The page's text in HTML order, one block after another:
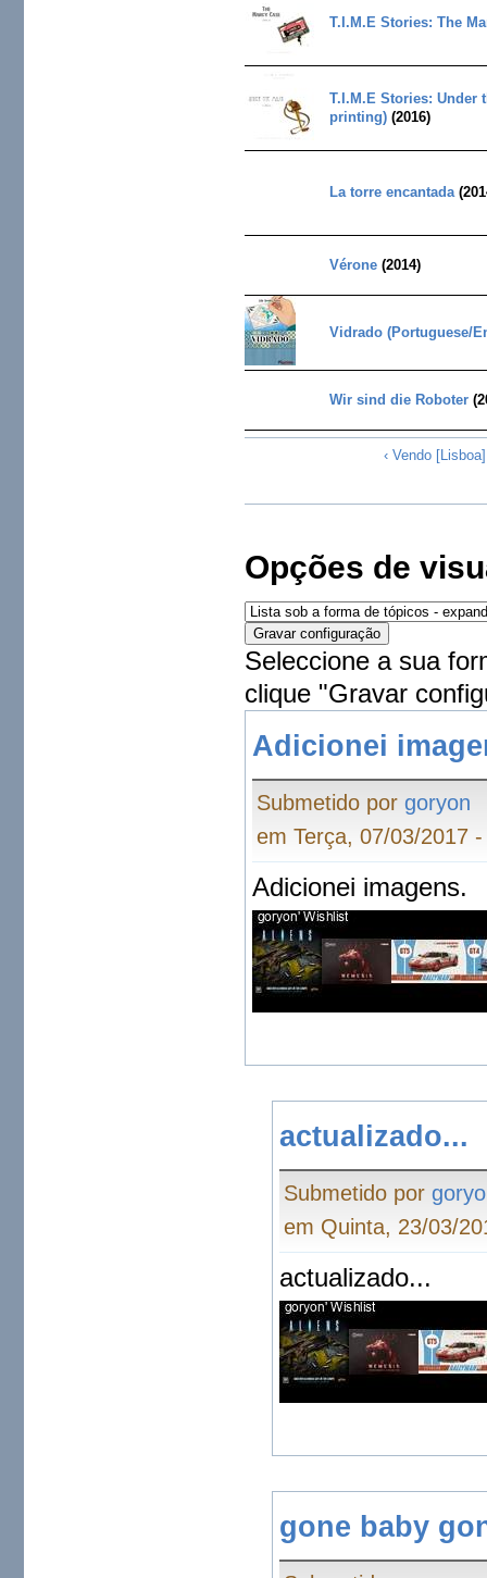
T.I.M.E Stories: The
T.I.M.E Stories: Under
printing) (2016)
La torre encantada
Vérone (2014)
Vidrado (Portuguese/
Wir sind die Roboter
‹ Vendo
Opções de
Seleccione a sua
clique "Gravar
Adicionei
Submetido porgoryon
em Terça, 07/03/2017
Adicionei imagens.
actualizado...
Submetido por
em Quinta, 23/03/
actualizado...
gone baby